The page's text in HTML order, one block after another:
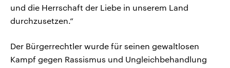
und die Herrschaft der Liebe in unserem Land
durchzusetzen.“
Der Bürgerrechtler wurde für seinen gewaltlosen
Kampf gegen Rassismus und Ungleichbehandlung